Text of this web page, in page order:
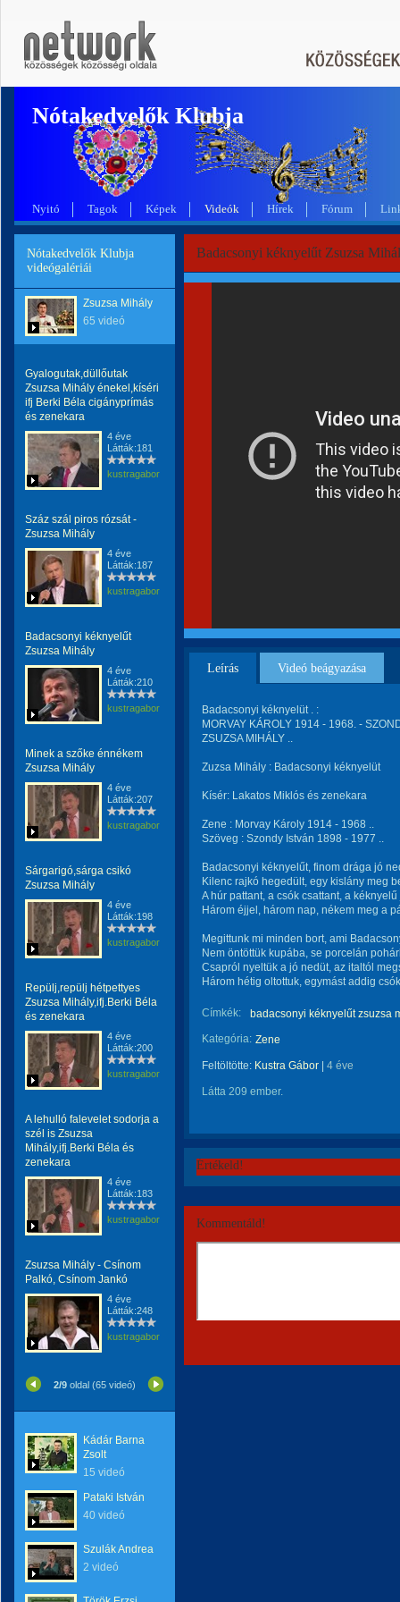
Nótakedvelők Klubja
Nyitó Tagok Képek Videók Hírek Fórum
Nótakedvelők Klubja
videógalériái
Zsuzsa Mihály
65 videó
Gyalogutak,düllőutak
Zsuzsa Mihály énekel,kíséri
ifj Berki Béla cigányprímás
és zenekara
4 éve
Látták:181
kustragabor
Száz szál piros rózsát -
Zsuzsa Mihály
4 éve
Látták:187
kustragabor
Badacsonyi kéknyelűt
Zsuzsa Mihály
4 éve
Látták:210
kustragabor
Minek a szőke énnékem
Zsuzsa Mihály
4 éve
Látták:207
kustragabor
Sárgarigó,sárga csikó
Zsuzsa Mihály
4 éve
Látták:198
kustragabor
Repülj,repülj hétpettyes
Zsuzsa Mihály,ifj.Berki Béla
és zenekara
4 éve
Látták:200
kustragabor
A lehulló falevelet sodorja a
szél is Zsuzsa
Mihály,ifj.Berki Béla és
zenekara
4 éve
Látták:183
kustragabor
Zsuzsa Mihály - Csínom
Palkó, Csínom Jankó
4 éve
Látták:248
kustragabor
2/9 oldal (65 videó)
Kádár Barna
Zsolt
15 videó
Pataki István
40 videó
Szulák Andrea
2 videó
Badacsonyi kéknyelűt Zsuzsa
Leírás Videó beágyazása
Badacsonyi kéknyelüt . :
MORVAY KÁROLY 1914 - 1968. -
ZSUZSA MIHÁLY ..
Zuzsa Mihály : Badacsonyi kéknyelüt
Kísér: Lakatos Miklós és zenekara
Zene : Morvay Károly 1914 - 1968 ..
Szöveg : Szondy István 1898 - 1977 ..
Badacsonyi kéknyelűt, finom drága jó
Kilenc rajkó hegedült, egy kislány meg
A húr pattant, a csók csattant, a
Három éjjel, három nap, nékem meg a
Megittunk mi minden bort, ami
Nem öntöttük kupába, se porcelán
Csapról nyeltük a jó nedüt, az italtól
Három hétig oltottuk, egymást addig
Címkék:
badacsonyi kéknyelűt zsuzsa
Kategória: Zene
Feltöltötte: Kustra Gábor 4 éve
Látta 209 ember.
Értékeld!
Kommentáld!